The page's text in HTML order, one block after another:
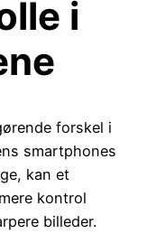
i
forskel i
smartphones
kan et
kontrol
billeder.